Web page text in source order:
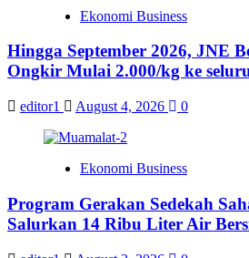
Ekonomi Business
Hingga September 2026, JNE
Ongkir Mulai 2.000/kg ke
editor1 August 4, 2026 0
Ekonomi Business
Program Gerakan Sedekah
Salurkan 14 Ribu Liter Air